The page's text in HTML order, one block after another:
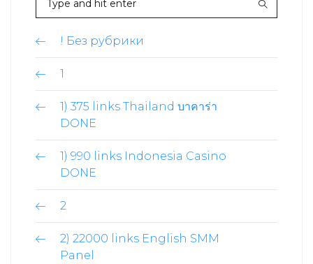
! Без рубрики
1
1) 375 links Thailand บาคาร่า
DONE
1) 990 links Indonesia Casino
DONE
2
2) 22000 links English SMM
Panel